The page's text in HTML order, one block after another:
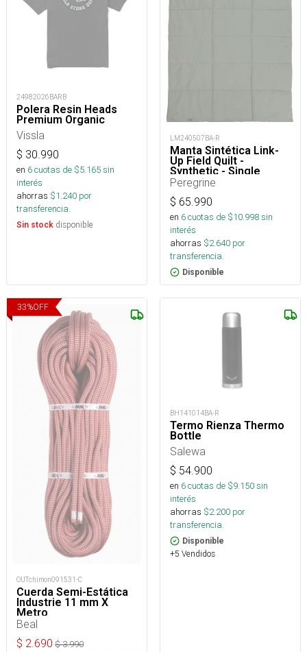
24982026BARB
Polera Resin Heads
Premium Organic
Vissla
$ 30.990
en 6cuotas de $5.165sin
interés
ahorras $1.240 por
transferencia.
Sin stock disponible
LM240507BA-R
Manta Sintética Link-
Up Field Quilt -
Synthetic - Single
Peregrine
$ 65.990
en 6cuotas de $10.998sin
interés
ahorras $2.640 por
transferencia.
Disponible
33%OFF
OUTchimon091531-C
Cuerda Semi-Estática
Industrie 11 mm X
Metro
Beal
$ 2.690 $3.990
BH141014BA-R
Termo Rienza Thermo
Bottle
Salewa
$ 54.900
en 6cuotas de $9.150sin
interés
ahorras $2.200 por
transferencia.
Disponible
+5 Vendidos